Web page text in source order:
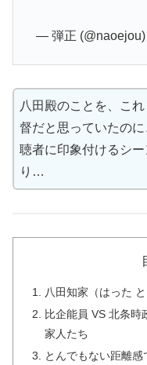
— 弾正 (@naoejou)
八田殿のことを、こ
督だと思っていたの
聴者に印象付けるシー
り…
八田知家（はった
比企能員 VS 北条時
家人たち
とんでもない距離